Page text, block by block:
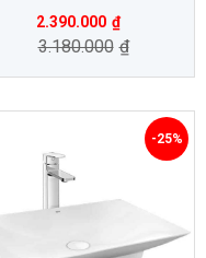
2.390.000 ₫
3.180.000 ₫
-25%